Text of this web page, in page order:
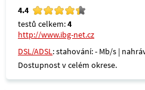
4.4
testů celkem:4
http://www.ibg-net.cz
DSL/ADSL: stahování: - Mb/s |
Dostupnost v celém okrese.